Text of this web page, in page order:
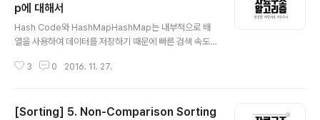
erge sort만 Sorting하고자 하는 데이터의 크기 만큼이
다. 그러면 일단 heap sort는 그렇다치고, 어떻게 Merg
e Sort가 살아남았을까? 한정된 메모리 상황에서 ‘빅 데이
터'를 Sorting 해야하는..
p에 대해서
Hash Code와 HashMapHashMap는 내부적으로 배
열을 사용하여 데이터를 저장하기 때문에 빠른 검색 속도
인덱스로 접근하게 되므로 Time Complexity가 O(1)이
고리즘'을 이용하여 데이터와 연관된 고유한 숫자를 만들
3 0 2016. 11. 27.
[Sorting] 5. Non-Comparison Sorting